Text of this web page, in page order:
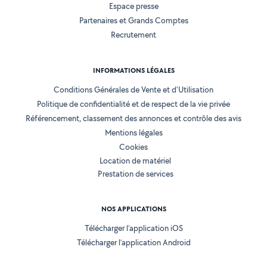
Espace presse
Partenaires et Grands Comptes
Recrutement
INFORMATIONS LÉGALES
Conditions Générales de Vente et d'Utilisation
Politique de confidentialité et de respect de la vie privée
Référencement, classement des annonces et contrôle des avis
Mentions légales
Cookies
Location de matériel
Prestation de services
NOS APPLICATIONS
Télécharger l’application iOS
Télécharger l’application Android